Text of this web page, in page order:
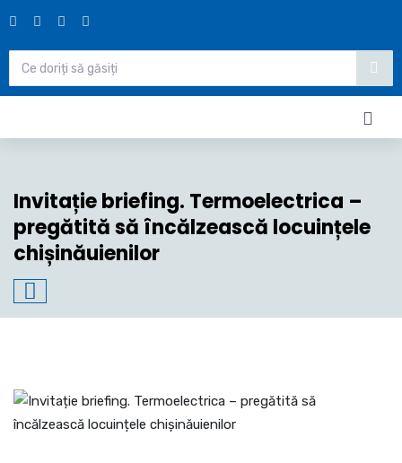
Invitație briefing. Termoelectrica –
pregătită să încălzească locuințele
chișinăuienilor